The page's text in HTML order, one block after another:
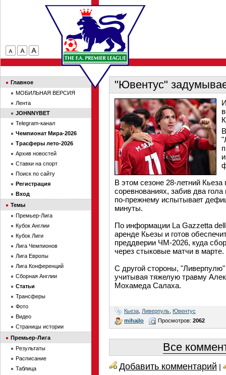
"Ювентус"
В этом сезоне 28-летний
соревнованиях, забив два
по-прежнему испытывает
минуты.
По информации La Gazzetta
аренде Кьезы и готов
преддверии ЧМ-2026, куда
через стыковые матчи в марте.
С другой стороны,
учитывая тяжелую травму
Мохамеда Салаха.
Кьеза Ливерпуль Ювентус
mihajlo
Просмотров: 2062
Все
Добавить комментарий |
Главное
МОБИЛЬНАЯ ВЕРСИЯ
Лента
JOHNNYBET
Telegram-канал
Чемпионат Мира-2026
Трасферы лето-2026
Архив новостей
Ставки на спорт
Поиск по сайту
Регистрация
Вход
Темы
Премьер-Лига
Кубок Англии
Кубок Лиги
Лига Чемпионов
Лига Европы
Лига Конференций
Сборная Англии
Статьи
Трансферы
Фото
Видео
Страницы истории
Премьер-Лига
Результаты
Расписание
Таблица